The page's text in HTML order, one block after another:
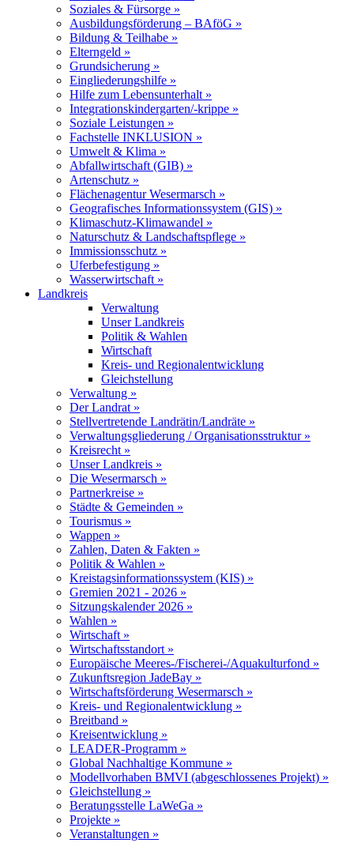
Soziales & Fürsorge »
Ausbildungsförderung – BAföG »
Bildung & Teilhabe »
Elterngeld »
Grundsicherung »
Eingliederungshilfe »
Hilfe zum Lebensunterhalt »
Integrationskindergarten/-krippe »
Soziale Leistungen »
Fachstelle INKLUSION »
Umwelt & Klima »
Abfallwirtschaft (GIB) »
Artenschutz »
Flächenagentur Wesermarsch »
Geografisches Informationssystem (GIS) »
Klimaschutz-Klimawandel »
Naturschutz & Landschaftspflege »
Immissionsschutz »
Uferbefestigung »
Wasserwirtschaft »
Landkreis
Verwaltung
Unser Landkreis
Politik & Wahlen
Wirtschaft
Kreis- und Regionalentwicklung
Gleichstellung
Verwaltung »
Der Landrat »
Stellvertretende Landrätin/Landräte »
Verwaltungsgliederung / Organisationsstruktur »
Kreisrecht »
Unser Landkreis »
Die Wesermarsch »
Partnerkreise »
Städte & Gemeinden »
Tourismus »
Wappen »
Zahlen, Daten & Fakten »
Politik & Wahlen »
Kreistagsinformationssystem (KIS) »
Gremien 2021 - 2026 »
Sitzungskalender 2026 »
Wahlen »
Wirtschaft »
Wirtschaftsstandort »
Europäische Meeres-/Fischerei-/Aquakulturfond »
Zukunftsregion JadeBay »
Wirtschaftsförderung Wesermarsch »
Kreis- und Regionalentwicklung »
Breitband »
Kreisentwicklung »
LEADER-Programm »
Global Nachhaltige Kommune »
Modellvorhaben BMVI (abgeschlossenes Projekt) »
Gleichstellung »
Beratungsstelle LaWeGa »
Projekte »
Veranstaltungen »